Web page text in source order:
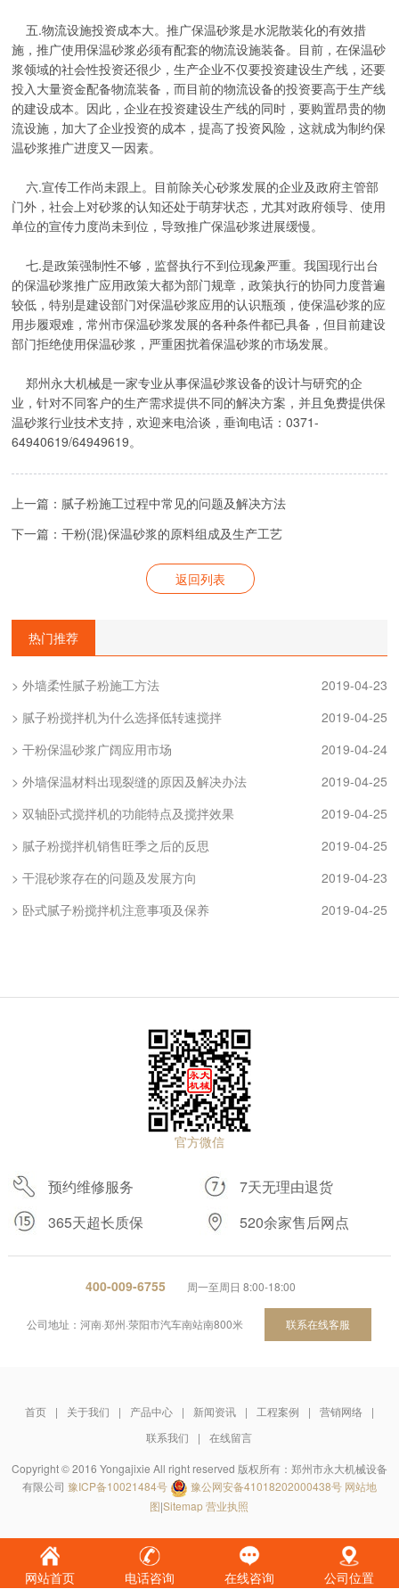
五.物流设施投资成本大。推广保温砂浆是水泥散装化的有效措
施，推广使用保温砂浆必须有配套的物流设施装备。目前，在保温砂
浆领域的社会性投资还很少，生产企业不仅要投资建设生产线，还要
投入大量资金配备物流装备，而目前的物流设备的投资要高于生产线
的建设成本。因此，企业在投资建设生产线的同时，要购置昂贵的物
流设施，加大了企业投资的成本，提高了投资风险，这就成为制约保
温砂浆推广进度又一因素。
六.宣传工作尚未跟上。目前除关心砂浆发展的企业及政府主管部
门外，社会上对砂浆的认知还处于萌芽状态，尤其对政府领导、使用
单位的宣传力度尚未到位，导致推广保温砂浆进展缓慢。
七.是政策强制性不够，监督执行不到位现象严重。我国现行出台
的保温砂浆推广应用政策大都为部门规章，政策执行的协同力度普遍
较低，特别是建设部门对保温砂浆应用的认识瓶颈，使保温砂浆的应
用步履艰难，常州市保温砂浆发展的各种条件都已具备，但目前建设
部门拒绝使用保温砂浆，严重困扰着保温砂浆的市场发展。
郑州永大机械是一家专业从事保温砂浆设备的设计与研究的企
业，针对不同客户的生产需求提供不同的解决方案，并且免费提供保
温砂浆行业技术支持，欢迎来电洽谈，垂询电话：0371-
64940619/64949619。
上一篇：腻子粉施工过程中常见的问题及解决方法
下一篇：干粉(混)保温砂浆的原料组成及生产工艺
返回列表
热门推荐
> 外墙柔性腻子粉施工方法
2019-04-23
> 腻子粉搅拌机为什么选择低转速搅拌
2019-04-25
> 干粉保温砂浆广阔应用市场
2019-04-24
> 外墙保温材料出现裂缝的原因及解决办法
2019-04-25
> 双轴卧式搅拌机的功能特点及搅拌效果
2019-04-25
> 腻子粉搅拌机销售旺季之后的反思
2019-04-25
> 干混砂浆存在的问题及发展方向
2019-04-23
> 卧式腻子粉搅拌机注意事项及保养
2019-04-25
官方微信
预约维修服务
7天无理由退货
365天超长质保
520余家售后网点
400-009-6755 周一至周日 8:00-18:00
公司地址：河南·郑州·荥阳市汽车南站南800米 联系在线客服
首页 | 关于我们 | 产品中心 | 新闻资讯 | 工程案例 | 营销网络
|
联系我们
| 在线留言
Copyright © 2016 Yongajixie All right reserved 版权所有：郑州市永大机械设备
有限公司 豫ICP备10021484号 豫公网安备41018202000438号 网站地
图|Sitemap 营业执照
网站首页 电话咨询 在线咨询 公司位置